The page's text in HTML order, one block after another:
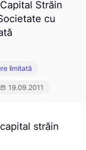
Străin
cu
limitată
19.09.2011
străin